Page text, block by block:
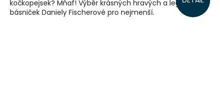
kočkopejsek? Mňaf! Výběr krásných hravých a legračních
básniček Daniely Fischerové pro nejmenší.